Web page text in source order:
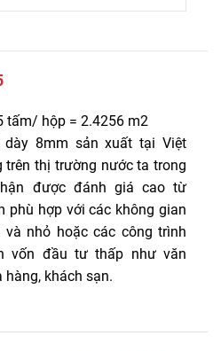
tấm/ hộp = 2.4256 m2
dày 8mm sản xuất tại Việt
thị trường nước ta trong
được đánh giá cao từ
phù hợp với các không gian
nhỏ hoặc các công trình
vốn đầu tư thấp như văn
hàng, khách sạn.